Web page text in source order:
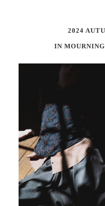
2024
IN